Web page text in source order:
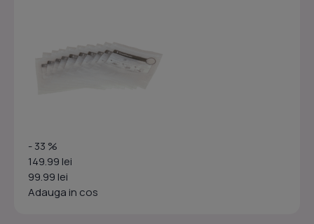
- 33 %
149.99 lei
99.99 lei
Adauga in cos